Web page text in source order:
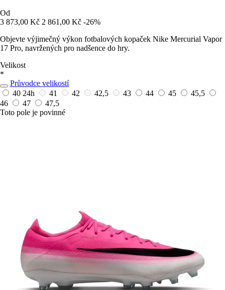
Od
3 873,00 Kč 2 861,00 Kč -26%
Objevte výjimečný výkon fotbalových kopaček Nike Mercurial Vapor
17 Pro, navržených pro nadšence do hry.
Velikost
*
Průvodce velikostí
40 24h 41 42 42,5 43 44 45
45,5
46
47
47,5
Toto pole je povinné